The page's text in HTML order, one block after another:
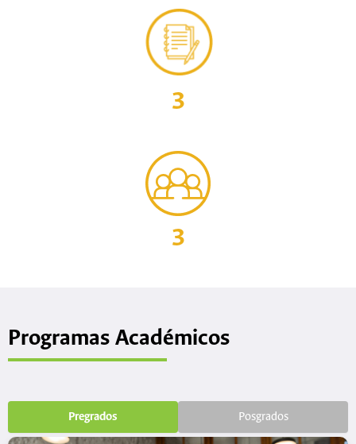
3
3
Programas Académicos
Pregrados Posgrados